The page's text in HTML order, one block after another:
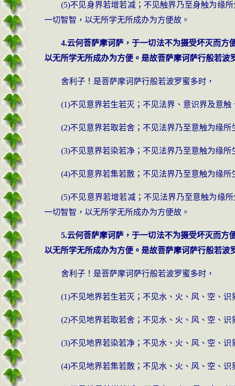
(5)不见身界若增若减；不见触界乃至身触为缘
一切智智，以无所学无所成办为方便故。
4.云何菩萨摩诃萨，于一切法不为摄受坏灭而方
以无所学无所成办为方便。是故菩萨摩诃萨行般若
舍利子！是菩萨摩诃萨行般若波罗蜜多时，
(1)不见意界若生若灭；不见法界、意识界及意触
(2)不见意界若取若舍；不见法界乃至意触为缘所
(3)不见意界若染若净；不见法界乃至意触为缘所
(4)不见意界若集若散；不见法界乃至意触为缘所
(5)不见意界若增若减；不见法界乃至意触为缘
一切智智，以无所学无所成办为方便故。
5.云何菩萨摩诃萨，于一切法不为摄受坏灭而方
以无所学无所成办为方便。是故菩萨摩诃萨行般若
舍利子！是菩萨摩诃萨行般若波罗蜜多时，
(1)不见地界若生若灭；不见水、火、风、空、识
(2)不见地界若取若舍；不见水、火、风、空、识
(3)不见地界若染若净；不见水、火、风、空、识
(4)不见地界若集若散；不见水、火、风、空、识